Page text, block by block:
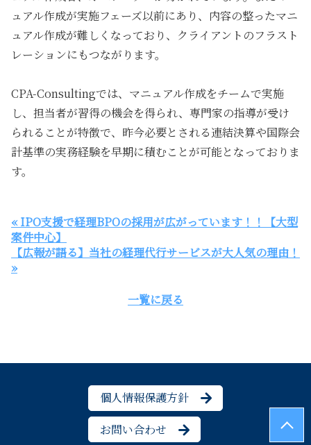
ュアル作成が実施フェーズ以前にあり、内容の整ったマニ
ュアル作成が難しくなっており、クライアントのフラスト
レーションにもつながります。
CPA-Consultingでは、マニュアル作成をチームで実施
し、担当者が習得の機会を得られ、専門家の指導が受け
られることが特徴で、昨今必要とされる連結決算や国際会
計基準の実務経験を早期に積むことが可能となっておりま
す。
« IPO支援で経理BPOの採用が広がっています！！【大型
案件中心】
【広報が語る】当社の経理代行サービスが大人気の理由！
»
一覧に戻る
個人情報保護方針
お問い合わせ